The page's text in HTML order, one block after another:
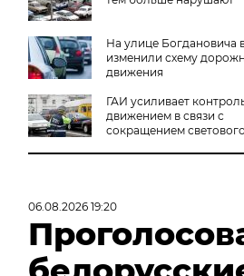
На улице Богдановича
изменили схему
движения
ГАИ усиливает
движением в связи с
сокращением
06.08.2026 19:20